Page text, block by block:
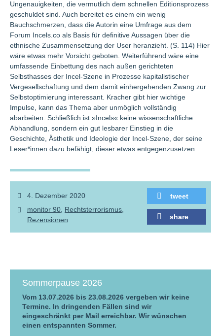
Ungenauigkeiten, die vermutlich dem schnellen Editionsprozess
geschuldet sind. Auch bereitet es einem ein wenig
Bauchschmerzen, dass die Autorin eine Umfrage aus dem
Forum Incels.co als Basis für definitive Aussagen über die
ethnische Zusammensetzung der User heranzieht. (S. 114) Hier
wäre etwas mehr Vorsicht geboten. Weiterführend wäre eine
umfassende Einbettung des nach außen gerichteten
Selbsthasses der Incel-Szene in Prozesse kapitalistischer
Vergesellschaftung und dem damit einhergehenden Zwang zur
Selbstoptimierung interessant. Kracher gibt hier wichtige
Impulse, kann das Thema aber unmöglich vollständig
abarbeiten. Schließlich ist »Incels« keine wissenschaftliche
Abhandlung, sondern ein gut lesbarer Einstieg in die
Geschichte, Ästhetik und Ideologie der Incel-Szene, der seine
Leser*innen dazu befähigt, dieser etwas entgegenzusetzen.
tweet
share
4. Dezember 2020
monitor 90 Rechtsterrorismus
Rezensionen
Sommerpause 2026
Vom 13.07.2026 bis 23.08.2026 vergeben wir keine
Termine. In dringenden Fällen sind wir
eingeschränkt per Mail erreichbar. Wir wünschen
einen entspannten Sommer.